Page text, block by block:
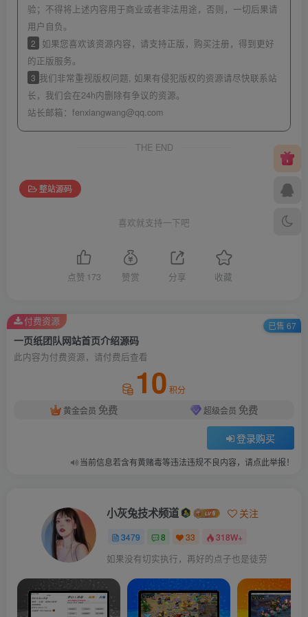
验；不得将上述内容用于商业或者非法用途，否则，一切后果请
用户自负。
2
如果您喜欢该资源内容，请支持正版，购买注册，得到更好
的正版服务。
3 我们非常重视版权问题, 如果有侵犯版权的资源请尽快联系站
长，我们会在24h内删除有争议的资源。
站长邮箱： fenxiangwang@qq.com
THE END
整站源码
喜欢就支持一下吧
点赞 173 赞赏 分享 收藏
一页纸团队网站首页介绍源码
此内容为付费资源，请付费后查看
10 积分
黄金会员 免费 超级会员 免费
登录购买
当前信息若含有黄赌毒等违法违规不良内容，请点此举报！
付费资源 已售 67
小灰兔技术频道 关注
3479 8 33 318W+
如果没有切实执行，再好的点子也是徒劳